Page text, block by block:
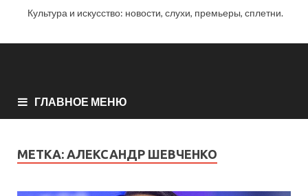
Культура и искусство: новости, слухи, премьеры, сплетни.
ГЛАВНОЕ МЕНЮ
МЕТКА: АЛЕКСАНДР ШЕВЧЕНКО